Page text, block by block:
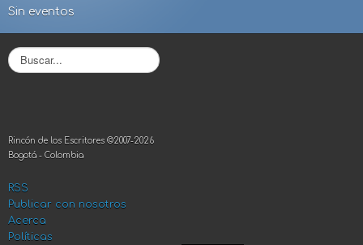
Sin eventos
B
u
r
.
.
Rincón de los Escritores ©2007-2026
Bogotá - Colombia
RSS
Publicar con nosotros
Acerca
Políticas